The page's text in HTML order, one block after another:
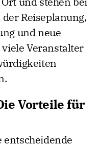
Reiseplanung,
und neue
Veranstalter
Vorteile für
entscheidende